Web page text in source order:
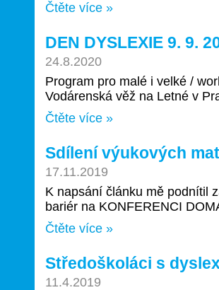
Čtěte více »
DEN DYSLEXIE 9. 9.
24.8.2020
Program pro malé i velké /
Vodárenská věž na Letné v
Čtěte více »
Sdílení výukových
17.11.2019
K napsání článku mě podnítil
bariér na KONFERENCI
Čtěte více »
Středoškoláci s
11.4.2019